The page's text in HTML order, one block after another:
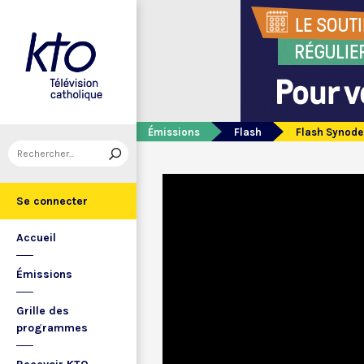
Se connecter
Accueil
Émissions
Grille des
programmes
Émissions Flash Flash